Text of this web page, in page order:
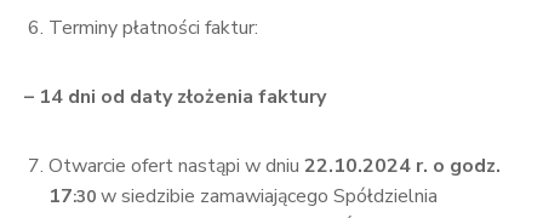
Terminy płatności faktur:
– 14 dni od daty złożenia faktury
Otwarcie ofert nastąpi w dniu 22.10.2024 r. o godz.
17:30 w siedzibie zamawiającego Spółdzielnia